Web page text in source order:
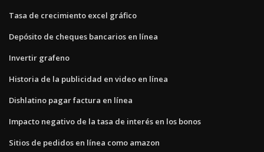
Tasa de crecimiento excel gráfico
Depósito de cheques bancarios en línea
Invertir grafeno
Historia de la publicidad en video en línea
Dishlatino pagar factura en línea
Impacto negativo de la tasa de interés en los bonos
Sitios de pedidos en línea como amazon